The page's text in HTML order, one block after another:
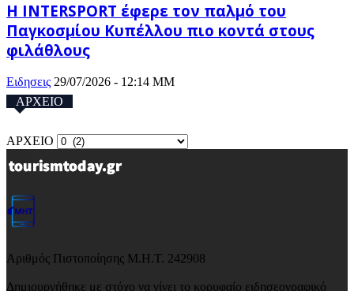
Η INTERSPORT έφερε τον παλμό του
Παγκοσμίου Κυπέλλου πιο κοντά στους
φιλάθλους
Ειδησεις 29/07/2026 - 12:14 ΜΜ
ΑΡΧΕΙΟ
ΑΡΧΕΙΟ
Αριθμός Πιστοποίησης Μ.Η.Τ. 242908
Δημιουργήθηκε με στόχο να γίνει το κορυφαίο ειδησεογραφικό